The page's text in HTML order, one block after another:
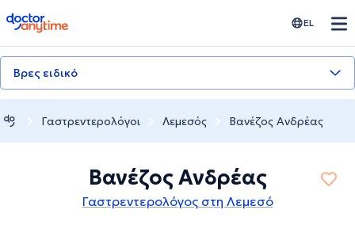
doctoranytime EL
Βρες ειδικό
Γαστρεντερολόγοι Λεμεσός Βανέζος Ανδρέας
Βανέζος Ανδρέας
Γαστρεντερολόγος στη Λεμεσό